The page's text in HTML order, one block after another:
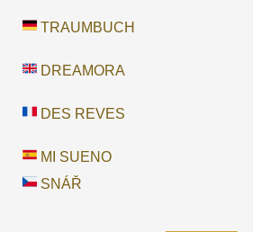
TRAUMBUCH
DREAMORA
DES REVES
MI SUENO
SNÁŘ